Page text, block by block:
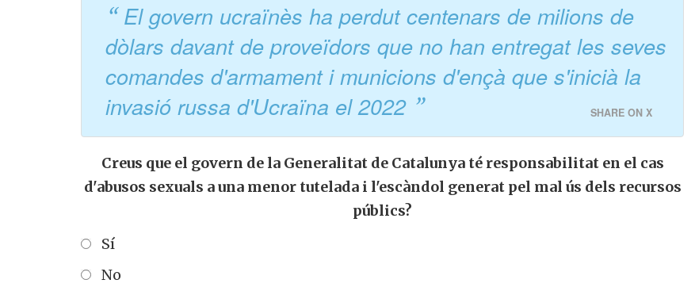
El govern ucraïnès ha perdut centenars de milions de
dòlars davant de proveïdors que no han entregat les seves
comandes d'armament i municions d'ençà que s'inicià la
invasió russa d'Ucraïna el 2022
SHARE ON X
Creus que el govern de la Generalitat de Catalunya té responsabilitat en el cas
d'abusos sexuals a una menor tutelada i l'escàndol generat pel mal ús dels recursos
públics?
Sí
No